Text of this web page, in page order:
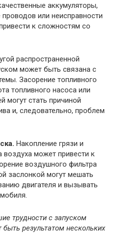
аккумуляторы,
или неисправности
к сложностям со
распространенной
может быть связана с
Засорение топливного
топливного насоса или
могут стать причиной
и, следовательно, проблем
Накопление грязи и
воздуха может привести к
воздушного фильтра
заслонкой могут мешать
двигателя и вызывать
трудности с запуском
результатом нескольких